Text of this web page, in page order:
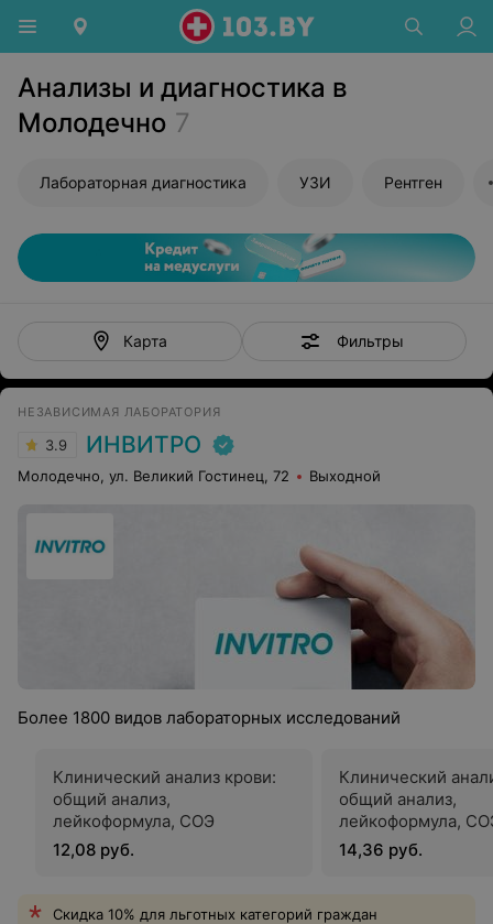
Анализы и диагностика в
Молодечно 7
Лабораторная диагностика УЗИ Рентген
Карта Фильтры
НЕЗАВИСИМАЯ ЛАБОРАТОРИЯ
3.9 ИНВИТРО
Молодечно, ул. Великий Гостинец, 72 Выходной
Более 1800 видов лабораторных исследований
Клинический анализ крови:
общий анализ,
лейкоформула, СОЭ
12,08 руб.
Клинический
общий анализ,
лейкоформула,
обязательной
микроскопией
14,36 руб.
Скидка 10% для льготных категорий граждан